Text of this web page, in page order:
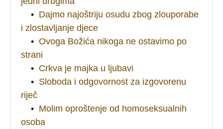
• Dajmo najoštriju osudu zbog zlouporabe
i zlostavljanje djece
• Ovoga Božića nikoga ne ostavimo po
strani
• Crkva je majka u ljubavi
• Sloboda i odgovornost za izgovorenu
riječ
• Molim oproštenje od homoseksualnih
osoba